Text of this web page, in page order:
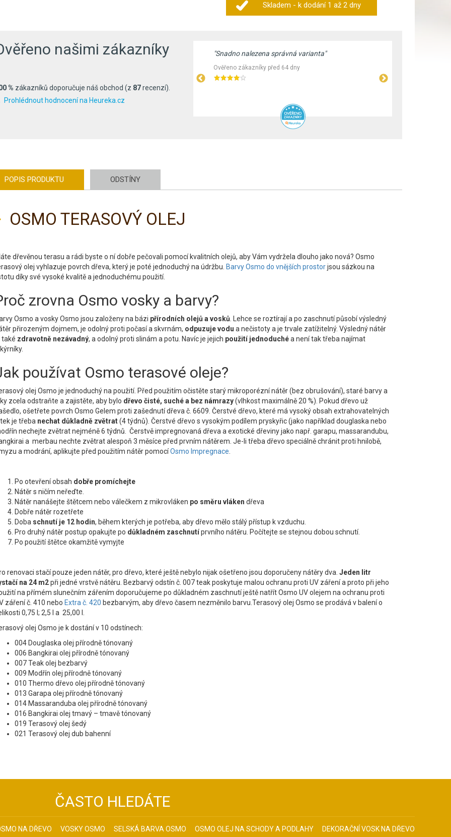
Skladem - k dodání 1 až 2 dny
našimi zákazníky
% zákazníků doporučuje náš obchod (z 87recenzí).
Prohlédnout hodnocení na Heureka.cz
"Nákup proběhl v pohodě, doručení v pořádku,
Ověřeno zákazníky před 377 dny
"Snadno nalezena správná varianta"
Ověřeno zákazníky před 64 dny
POPIS PRODUKTU ODSTÍNY
OSMO TERASOVÝ OLEJ
dřevěnou terasu a rádi byste o ní dobře pečovali pomocí kvalitních olejů, aby Vám vydržela dlouho jako nová? Osmo
olej vyhlazuje povrch dřeva, který je poté jednoduchý na údržbu. Barvy Osmo do vnějších prostorjsou sázkou na
díky své vysoké kvalitě a jednoduchému použití.
zrovna Osmo vosky a barvy?
Osmo a vosky Osmo jsou založeny na bázi přírodních olejů a vosků . Lehce se roztírají a po zaschnutí působí výsledný
přirozeným dojmem, je odolný proti počasí a skvrnám, odpuzuje vodu a nečistoty a je trvale zatížitelný. Výsledný nátěr
také zdravotně nezávadný, a odolný proti slinám a potu. Navíc je jejich použití jednoduchéa není tak třeba najímat
používat Osmo terasové oleje?
olej Osmo je jednoduchý na použití. Před použitím očistěte starý mikroporézní nátěr (bez obrušování), staré barvy a
zcela odstraňte a zajistěte, aby bylo dřevo čisté, suché a bez námrazy(vlhkost maximálně 20 %). Pokud dřevo už
ošetřete povrch Osmo Gelem proti zašednutí dřeva č. 6609. Čerstvé dřevo, které má vysoký obsah extrahovatelných
je třeba nechat důkladně zvětrat(4 týdnů). Čerstvé dřevo s vysokým podílem pryskyřic (jako například douglaska nebo
nechejte zvětrat nejméně 6 týdnů. Čerstvě impregnovaná dřeva a exotické dřeviny jako např. garapu, massarandubu,
a merbau nechte zvětrat alespoň 3 měsíce před prvním nátěrem. Je-li třeba dřevo speciálně chránit proti hnilobě,
a modrání, aplikujte před použitím nátěr pomocíOsmo Impregnace
Po otevření obsah dobře promíchejte
Nátěr s ničím neřeďte.
Nátěr nanášejte štětcem nebo válečkem z mikrovláken po směru vláken dřeva
Dobře nátěr rozetřete
Doba schnutí je 12 hodin, během kterých je potřeba, aby dřevo mělo stálý přístup k vzduchu.
Pro druhý nátěr postup opakujte po důkladném zaschnutíprvního nátěru. Počítejte se stejnou dobou schnutí.
Po použití štětce okamžitě vymyjte
renovaci stačí pouze jeden nátěr, pro dřevo, které ještě nebylo nijak ošetřeno jsou doporučeny nátěry dva. Jeden litr
na 24 m2při jedné vrstvě nátěru. Bezbarvý odstín č. 007 teak poskytuje malou ochranu proti UV záření a proto při jeho
na přímém slunečním zářením doporučujeme po důkladném zaschnutí ještě natřít Osmo UV olejem na ochranu proti
záření č. 410 nebo Extra č. 420 bezbarvým, aby dřevo časem nezměnilo barvu.Terasový olej Osmo se prodává v balení o
0,75 l; 2,5 l a 25,00 l.
olej Osmo je k dostání v 10 odstínech:
004 Douglaska olej přírodně tónovaný
006 Bangkirai olej přírodně tónovaný
007 Teak olej bezbarvý
009 Modřín olej přírodně tónovaný
010 Thermo dřevo olej přírodně tónovaný
013 Garapa olej přírodně tónovaný
014 Massaranduba olej přírodně tónovaný
016 Bangkirai olej tmavý – tmavě tónovaný
019 Terasový olej šedý
021 Terasový olej dub bahenní
ČASTO HLEDÁTE
NA DŘEVO VOSKY OSMO SELSKÁ BARVA OSMO OSMO OLEJ NA SCHODY A PODLAHY DEKORAČNÍ VOSK NA DŘEVO